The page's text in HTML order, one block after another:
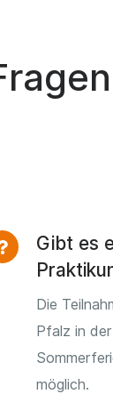
Gibt es
Die
Pfalz in
möglich.